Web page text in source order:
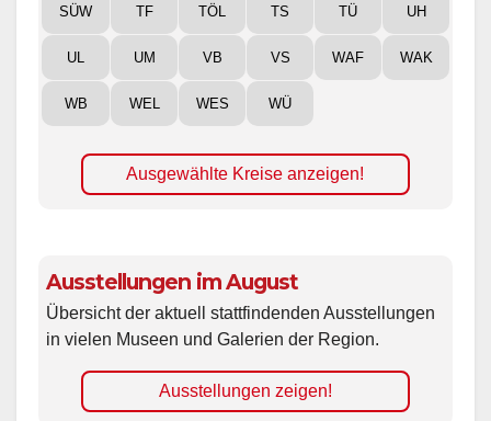
SÜW TF TÖL TS TÜ UH
UL UM VB VS WAF WAK
WB WEL WES WÜ
Ausgewählte Kreise anzeigen!
Ausstellungen im August
Übersicht der aktuell stattfindenden Ausstellungen
in vielen Museen und Galerien der Region.
Ausstellungen zeigen!